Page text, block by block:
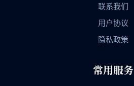
联系我们
用户协议
隐私政策
常用服务